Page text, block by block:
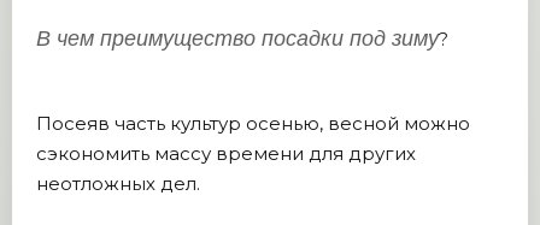
В чем преимущество посадки под зиму?
Посеяв часть культур осенью, весной можно
сэкономить массу времени для других
неотложных дел.